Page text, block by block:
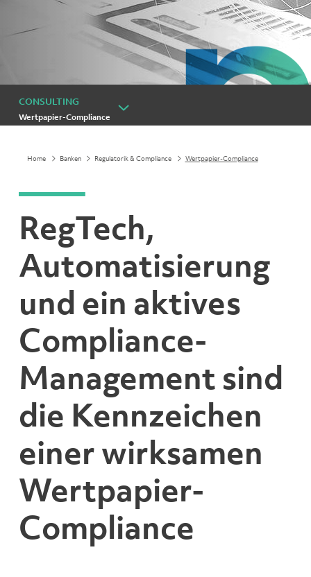
CONSULTING
Wertpapier-Compliance
Home Banken Regulatorik & Compliance Wertpapier-Compliance
RegTech,
Automatisierung
und ein aktives
Compliance-
Management sind
die Kennzeichen
einer wirksamen
Wertpapier-
Compliance